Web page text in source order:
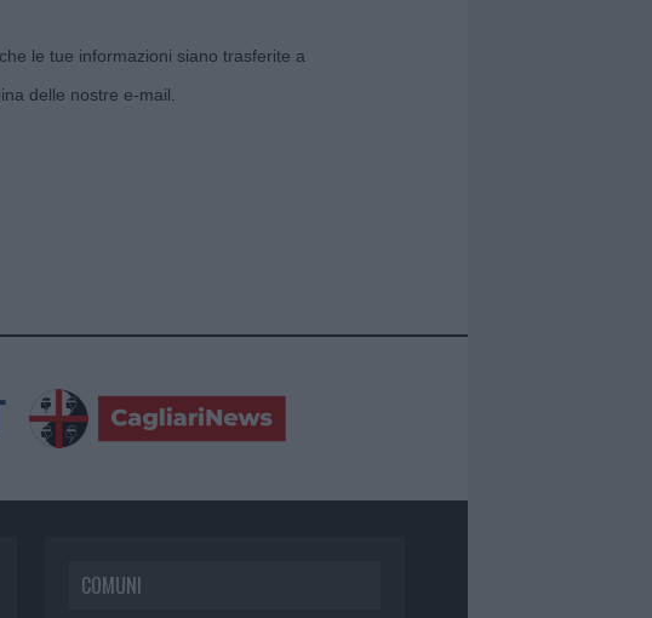
le tue informazioni siano trasferite a
delle nostre e-mail.
COMUNI